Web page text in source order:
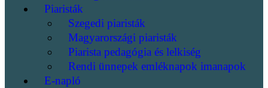
Piaristák
Szegedi piaristák
Magyarországi piaristák
Piarista pedagógia és lelkiség
Rendi ünnepek emléknapok imanapok
E-napló